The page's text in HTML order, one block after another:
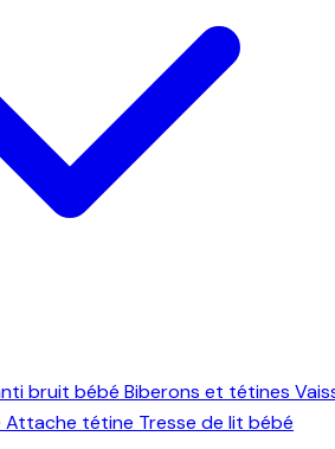
bruit bébé Biberons et tétines
Attache tétine Tresse de lit bébé